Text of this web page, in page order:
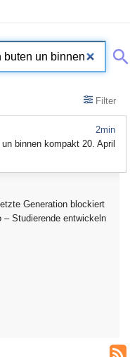
Filter
2min
un binnen kompakt 20. April
Generation blockiert
– Studierende entwickeln